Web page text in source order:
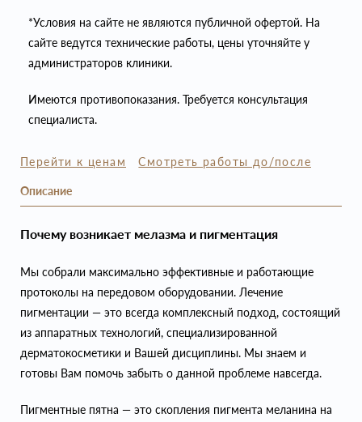
*Условия на сайте не являются публичной офертой. На
сайте ведутся технические работы, цены уточняйте у
администраторов клиники.
Имеются противопоказания. Требуется консультация
специалиста.
Перейти к ценам Смотреть работы до/после
Описание
Почему возникает мелазма и пигментация
Мы собрали максимально эффективные и работающие
протоколы на передовом оборудовании. Лечение
пигментации — это всегда комплексный подход, состоящий
из аппаратных технологий, специализированной
дерматокосметики и Вашей дисциплины. Мы знаем и
готовы Вам помочь забыть о данной проблеме навсегда.
Пигментные пятна — это скопления пигмента меланина на